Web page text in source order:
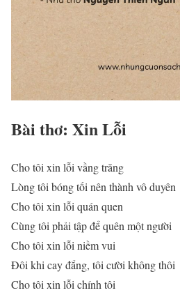
Bài thơ: Xin Lỗi
Cho tôi xin lỗi vầng trăng
Lòng tôi bóng tối nên thành vô duyên
Cho tôi xin lỗi quán quen
Cùng tôi phải tập để quên một người
Cho tôi xin lỗi niềm vui
Đôi khi cay đắng, tôi cười không thôi
Cho tôi xin lỗi chính tôi